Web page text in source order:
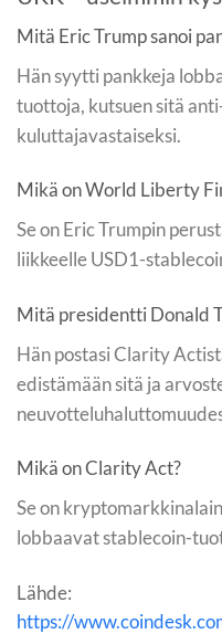
Mitä Eric Trump sanoi
Hän syytti pankkeja
tuottoja, kutsuen sitä
kuluttajavastaiseksi.
Mikä on World Liberty
Se on Eric Trumpin
liikkeelle USD1-
Mitä presidentti Donald
Hän postasi Clarity
edistämään sitä ja
Mikä on Clarity Act?
Se on
lobbaavat stablecoin-
Lähde:
https://